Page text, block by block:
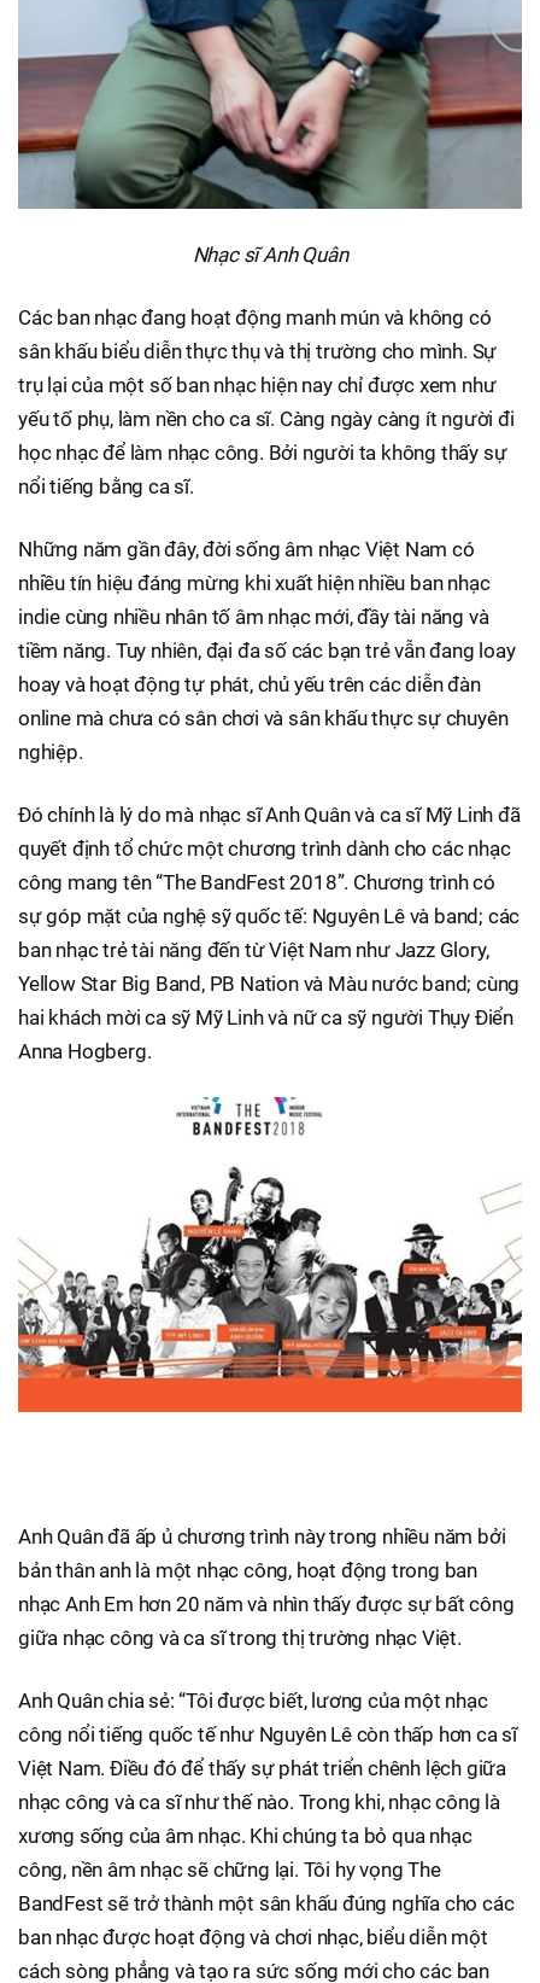
Nhạc sĩ Anh Quân
Các ban nhạc đang hoạt động manh mún và không có
sân khấu biểu diễn thực thụ và thị trường cho mình. Sự
trụ lại của một số ban nhạc hiện nay chỉ được xem như
yếu tố phụ, làm nền cho ca sĩ. Càng ngày càng ít người đi
học nhạc để làm nhạc công. Bởi người ta không thấy sự
nổi tiếng bằng ca sĩ.
Những năm gần đây, đời sống âm nhạc Việt Nam có
nhiều tín hiệu đáng mừng khi xuất hiện nhiều ban nhạc
indie cùng nhiều nhân tố âm nhạc mới, đầy tài năng và
tiềm năng. Tuy nhiên, đại đa số các bạn trẻ vẫn đang loay
hoay và hoạt động tự phát, chủ yếu trên các diễn đàn
online mà chưa có sân chơi và sân khấu thực sự chuyên
nghiệp.
Đó chính là lý do mà nhạc sĩ Anh Quân và ca sĩ Mỹ Linh đã
quyết định tổ chức một chương trình dành cho các nhạc
công mang tên “The BandFest 2018”. Chương trình có
sự góp mặt của nghệ sỹ quốc tế: Nguyên Lê và band; các
ban nhạc trẻ tài năng đến từ Việt Nam như Jazz Glory,
Yellow Star Big Band, PB Nation và Màu nước band; cùng
hai khách mời ca sỹ Mỹ Linh và nữ ca sỹ người Thụy Điển
Anna Hogberg.
Anh Quân đã ấp ủ chương trình này trong nhiều năm bởi
bản thân anh là một nhạc công, hoạt động trong ban
nhạc Anh Em hơn 20 năm và nhìn thấy được sự bất công
giữa nhạc công và ca sĩ trong thị trường nhạc Việt.
Anh Quân chia sẻ: “Tôi được biết, lương của một nhạc
công nổi tiếng quốc tế như Nguyên Lê còn thấp hơn ca sĩ
Việt Nam. Điều đó để thấy sự phát triển chênh lệch giữa
nhạc công và ca sĩ như thế nào. Trong khi, nhạc công là
xương sống của âm nhạc. Khi chúng ta bỏ qua nhạc
công, nền âm nhạc sẽ chững lại. Tôi hy vọng The
BandFest sẽ trở thành một sân khấu đúng nghĩa cho các
ban nhạc được hoạt động và chơi nhạc, biểu diễn một
cách sòng phẳng và tạo ra sức sống mới cho các ban